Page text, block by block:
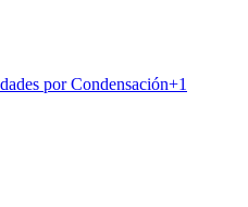
por Condensación+1